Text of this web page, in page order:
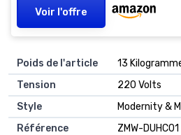
Voir l'offre
Poids de l'article
‎13
Tension
‎220 Volts
Style
‎Modernity &
Référence
‎ZMW-DUHC01